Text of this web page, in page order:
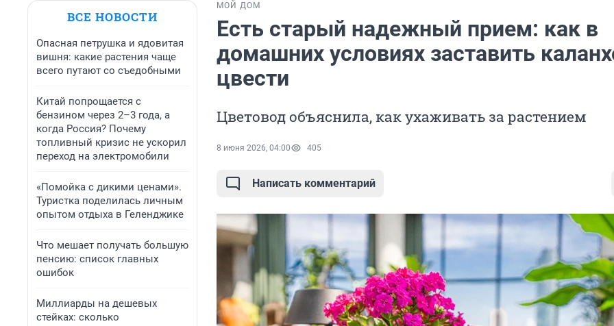
ВСЕ НОВОСТИ
Опасная петрушка и ядовитая
вишня: какие растения чаще
всего путают со съедобными
Китай попрощается с
бензином через 2–3 года, а
когда Россия? Почему
топливный кризис не ускорил
переход на электромобили
«Помойка с дикими ценами».
Туристка поделилась личным
опытом отдыха в Геленджике
Что мешает получать большую
пенсию: список главных
ошибок
Миллиарды на дешевых
стейках: сколько
МОЙ ДОМ
Есть старый надежный прием: как в
домашних условиях заставить
цвести
Цветовод объяснила, как ухаживать за растением
8 июня 2026, 04:00 405
Написать комментарий